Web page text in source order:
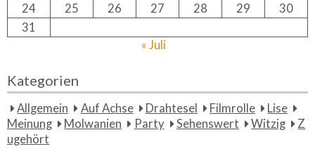
24
25 26 27 28 29
30
31
« Juli
Kategorien
Allgemein Auf Achse Drahtesel Filmrolle
Lise
Meinung
Molwanien Party Sehenswert Witzig
Z
ugehört